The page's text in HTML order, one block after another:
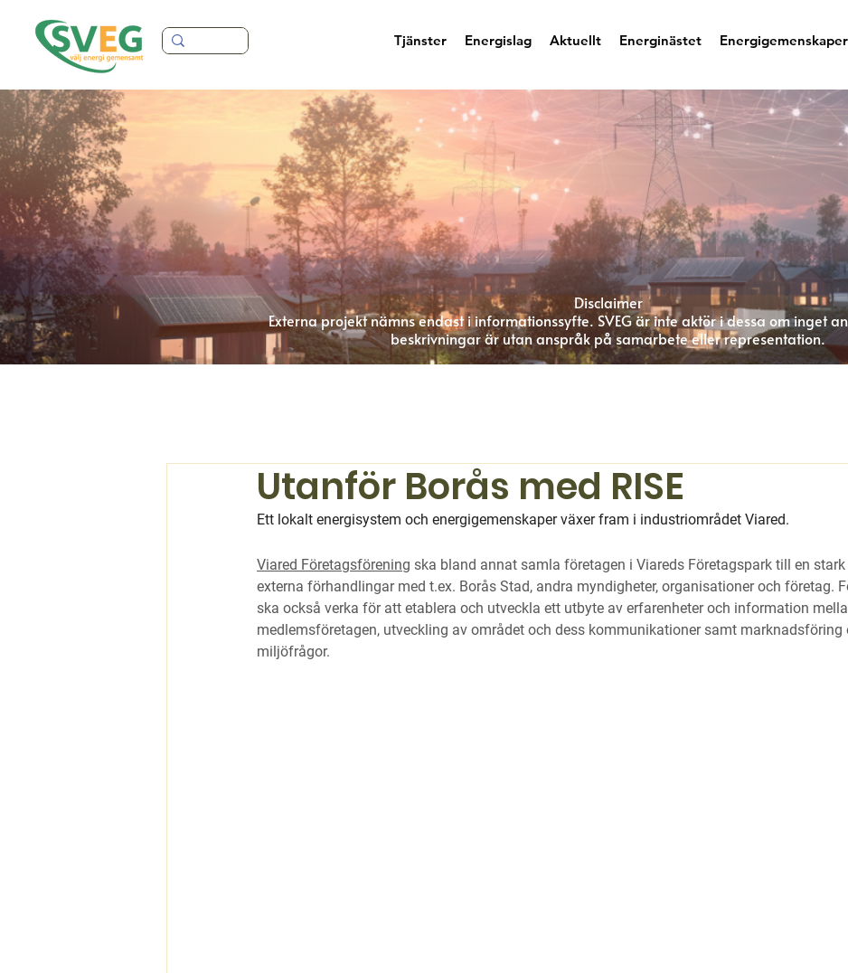
Tjänster Energislag Aktuellt Energinästet Energigemenskaper
Disclaimer
Externa projekt nämns endast i informationssyfte. SVEG är inte aktör i dessa om inget
beskrivningar är utan anspråk på samarbete eller representation.
Utanför Borås med RISE
Ett lokalt energisystem och energigemenskaper växer fram i industriområdet Viared.
Viared Företagsförening ska bland annat samla företagen i Viareds Företagspark till en stark
externa förhandlingar med t.ex. Borås Stad, andra myndigheter, organisationer och företag.
ska också verka för att etablera och utveckla ett utbyte av erfarenheter och information
medlemsföretagen, utveckling av området och dess kommunikationer samt marknadsföring
miljöfrågor.